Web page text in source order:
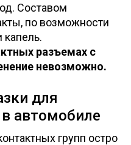
Составом
по возможности
капель.
разъемах с
невозможно.
для
автомобиле
групп остро